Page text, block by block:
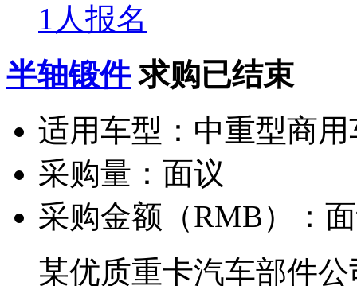
1人报名
半轴锻件 求购已结束
适用车型： 中重型商
采购量： 面议
采购金额（RMB）：
某优质重卡汽车部件公